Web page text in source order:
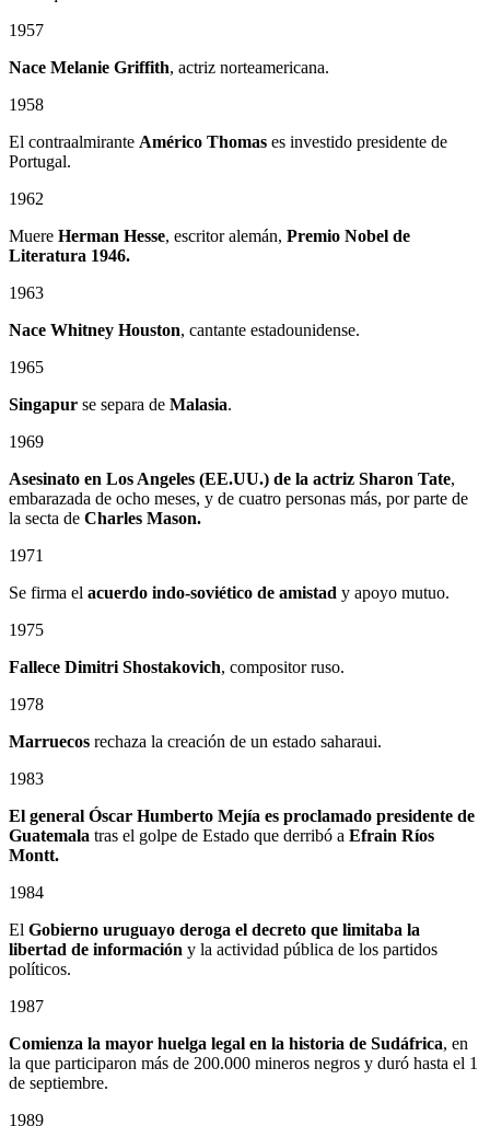
1957
Nace Melanie Griffith, actriz norteamericana.
1958
El contraalmirante Américo Thomas es investido presidente de
Portugal.
1962
Muere Herman Hesse, escritor alemán, Premio Nobel de
Literatura 1946.
1963
Nace Whitney Houston, cantante estadounidense.
1965
Singapur se separa de Malasia.
1969
Asesinato en Los Angeles (EE.UU.) de la actriz Sharon Tate,
embarazada de ocho meses, y de cuatro personas más, por parte de
la secta de Charles Mason.
1971
Se firma el acuerdo indo-soviético de amistad y apoyo mutuo.
1975
Fallece Dimitri Shostakovich, compositor ruso.
1978
Marruecos rechaza la creación de un estado saharaui.
1983
El general Óscar Humberto Mejía es proclamado presidente de
Guatemala tras el golpe de Estado que derribó a Efrain Ríos
Montt.
1984
El Gobierno uruguayo deroga el decreto que limitaba la
libertad de información y la actividad pública de los partidos
políticos.
1987
Comienza la mayor huelga legal en la historia de Sudáfrica, en
la que participaron más de 200.000 mineros negros y duró hasta el 1
de septiembre.
1989